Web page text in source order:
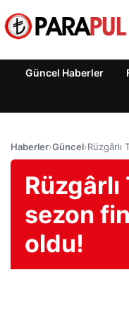
Güncel Haberler
Haberler›Güncel›
sezon
oldu!